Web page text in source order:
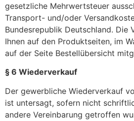
gesetzliche Mehrwertsteuer
Transport- und/oder
Bundesrepublik Deutschland. Die
Ihnen auf den Produktseiten, im
auf der Seite Bestellübersicht
§ 6 Wiederverkauf
Der gewerbliche Wiederverkauf
ist untersagt, sofern nicht
andere Vereinbarung getroffen